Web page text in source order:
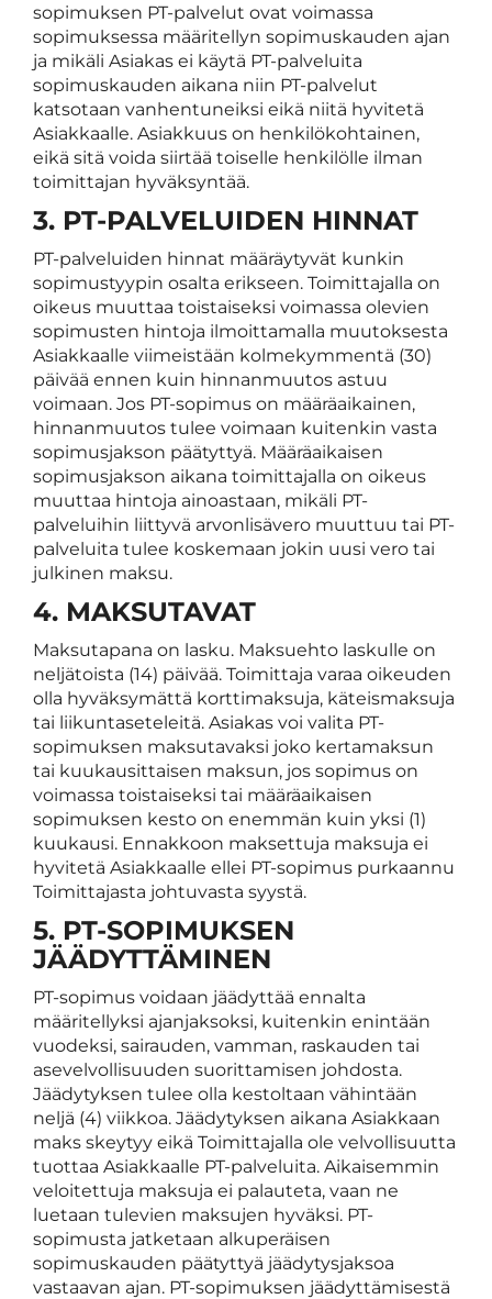
sopimuksen PT-palvelut ovat voimassa
sopimuksessa määritellyn sopimuskauden ajan
ja mikäli Asiakas ei käytä PT-palveluita
sopimuskauden aikana niin PT-palvelut
katsotaan vanhentuneiksi eikä niitä hyvitetä
Asiakkaalle. Asiakkuus on henkilökohtainen,
eikä sitä voida siirtää toiselle henkilölle ilman
toimittajan hyväksyntää.
3. PT-PALVELUIDEN HINNAT
PT-palveluiden hinnat määräytyvät kunkin
sopimustyypin osalta erikseen. Toimittajalla on
oikeus muuttaa toistaiseksi voimassa olevien
sopimusten hintoja ilmoittamalla muutoksesta
Asiakkaalle viimeistään kolmekymmentä (30)
päivää ennen kuin hinnanmuutos astuu
voimaan. Jos PT-sopimus on määräaikainen,
hinnanmuutos tulee voimaan kuitenkin vasta
sopimusjakson päätyttyä. Määräaikaisen
sopimusjakson aikana toimittajalla on oikeus
muuttaa hintoja ainoastaan, mikäli PT-
palveluihin liittyvä arvonlisävero muuttuu tai PT-
palveluita tulee koskemaan jokin uusi vero tai
julkinen maksu.
4. MAKSUTAVAT
Maksutapana on lasku. Maksuehto laskulle on
neljätoista (14) päivää. Toimittaja varaa oikeuden
olla hyväksymättä korttimaksuja, käteismaksuja
tai liikuntaseteleitä. Asiakas voi valita PT-
sopimuksen maksutavaksi joko kertamaksun
tai kuukausittaisen maksun, jos sopimus on
voimassa toistaiseksi tai määräaikaisen
sopimuksen kesto on enemmän kuin yksi (1)
kuukausi. Ennakkoon maksettuja maksuja ei
hyvitetä Asiakkaalle ellei PT-sopimus purkaannu
Toimittajasta johtuvasta syystä.
5. PT-SOPIMUKSEN
JÄÄDYTTÄMINEN
PT-sopimus voidaan jäädyttää ennalta
määritellyksi ajanjaksoksi, kuitenkin enintään
vuodeksi, sairauden, vamman, raskauden tai
asevelvollisuuden suorittamisen johdosta.
Jäädytyksen tulee olla kestoltaan vähintään
neljä (4) viikkoa. Jäädytyksen aikana Asiakkaan
maks skeytyy eikä Toimittajalla ole velvollisuutta
tuottaa Asiakkaalle PT-palveluita. Aikaisemmin
veloitettuja maksuja ei palauteta, vaan ne
luetaan tulevien maksujen hyväksi. PT-
sopimusta jatketaan alkuperäisen
sopimuskauden päätyttyä jäädytysjaksoa
vastaavan ajan. PT-sopimuksen jäädyttämisestä